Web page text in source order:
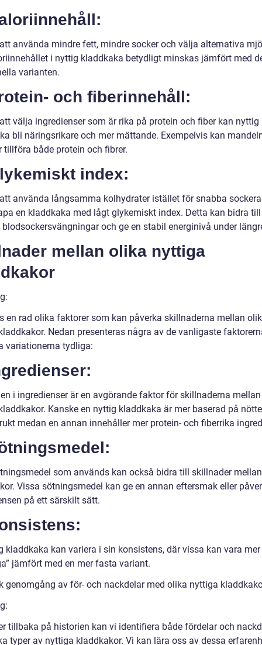
använda mindre fett, mindre socker och välja alternativa
i nyttig kladdkaka betydligt minskas jämfört med
varianten.
och fiberinnehåll:
välja ingredienser som är rika på protein och fiber kan nyttig
bli näringsrikare och mer mättande. Exempelvis kan
tillföra både protein och fibrer.
index:
använda långsamma kolhydrater istället för snabba
en kladdkaka med lågt glykemiskt index. Detta kan bidra
och ge en stabil energinivå under
mellan olika nyttiga
en rad olika faktorer som kan påverka skillnaderna mellan
Nedan presenteras några av de vanligaste
variationerna tydliga:
i ingredienser är en avgörande faktor för skillnaderna
Kanske en nyttig kladdkaka är mer baserad på
medan en annan innehåller mer protein- och fiberrika
som används kan också bidra till skillnader
Vissa sötningsmedel kan ge en annan eftersmak eller
på ett särskilt sätt.
kladdkaka kan variera i sin konsistens, där vissa kan vara mer
jämfört med en mer fasta variant.
genomgång av för- och nackdelar med olika nyttiga
tillbaka på historien kan vi identifiera både fördelar och
typer av nyttiga kladdkakor. Vi kan lära oss av dessa